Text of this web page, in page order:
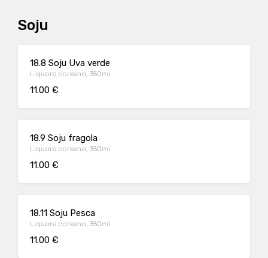
Soju
18.8 Soju Uva verde
Liquore coreano, 350ml
11.00 €
18.9 Soju fragola
Liquore coreano, 350ml
11.00 €
18.11 Soju Pesca
Liquore coreano, 350ml
11.00 €